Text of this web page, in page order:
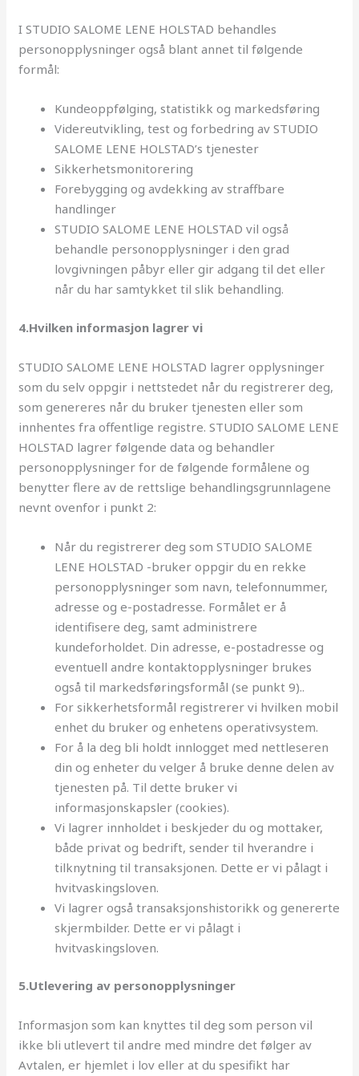
I STUDIO SALOME LENE HOLSTAD behandles
personopplysninger også blant annet til følgende
formål:
Kundeoppfølging, statistikk og markedsføring
Videreutvikling, test og forbedring av STUDIO
SALOME LENE HOLSTAD’s tjenester
Sikkerhetsmonitorering
Forebygging og avdekking av straffbare
handlinger
STUDIO SALOME LENE HOLSTAD vil også
behandle personopplysninger i den grad
lovgivningen påbyr eller gir adgang til det eller
når du har samtykket til slik behandling.
4.Hvilken informasjon lagrer vi
STUDIO SALOME LENE HOLSTAD lagrer opplysninger
som du selv oppgir i nettstedet når du registrerer deg,
som genereres når du bruker tjenesten eller som
innhentes fra offentlige registre. STUDIO SALOME LENE
HOLSTAD lagrer følgende data og behandler
personopplysninger for de følgende formålene og
benytter flere av de rettslige behandlingsgrunnlagene
nevnt ovenfor i punkt 2:
Når du registrerer deg som STUDIO SALOME
LENE HOLSTAD -bruker oppgir du en rekke
personopplysninger som navn, telefonnummer,
adresse og e-postadresse. Formålet er å
identifisere deg, samt administrere
kundeforholdet. Din adresse, e-postadresse og
eventuell andre kontaktopplysninger brukes
også til markedsføringsformål (se punkt 9)..
For sikkerhetsformål registrerer vi hvilken mobil
enhet du bruker og enhetens operativsystem.
For å la deg bli holdt innlogget med nettleseren
din og enheter du velger å bruke denne delen av
tjenesten på. Til dette bruker vi
informasjonskapsler (cookies).
Vi lagrer innholdet i beskjeder du og mottaker,
både privat og bedrift, sender til hverandre i
tilknytning til transaksjonen. Dette er vi pålagt i
hvitvaskingsloven.
Vi lagrer også transaksjonshistorikk og genererte
skjermbilder. Dette er vi pålagt i
hvitvaskingsloven.
5.Utlevering av personopplysninger
Informasjon som kan knyttes til deg som person vil
ikke bli utlevert til andre med mindre det følger av
Avtalen, er hjemlet i lov eller at du spesifikt har